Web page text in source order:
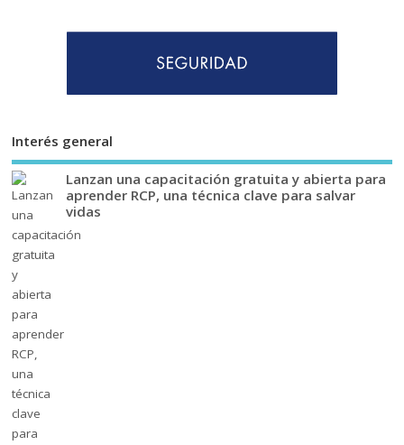
Interés general
Lanzan una capacitación gratuita y abierta para
aprender RCP, una técnica clave para salvar
vidas